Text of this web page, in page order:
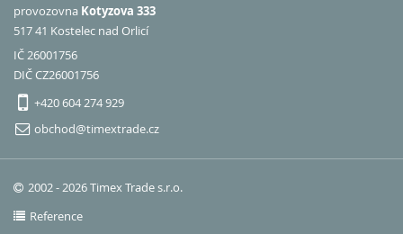
provozovna Kotyzova 333
517 41 Kostelec nad Orlicí
IČ 26001756
DIČ CZ26001756
+420 604 274 929
obchod@timextrade.cz
2002 - 2026 Timex Trade s.r.o.
Reference